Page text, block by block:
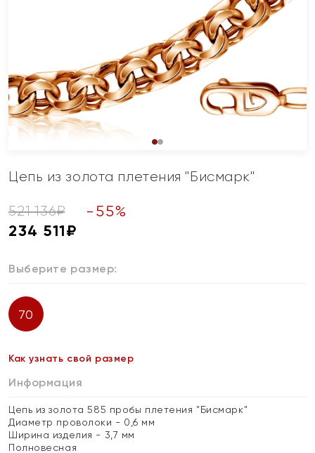
Цепь из золота плетения "Бисмарк"
521 136₽ - 55%
234 511₽
Выберите размер:
70
Как узнать свой размер
Информация
Цепь из золота 585 пробы плетения "Бисмарк"
Диаметр проволоки - 0,6 мм
Ширина изделия - 3,7 мм
Полновесная